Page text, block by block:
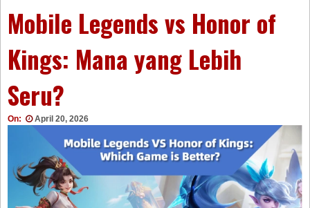
Mobile Legends vs Honor of
Kings: Mana yang Lebih
Seru?
On: April 20, 2026